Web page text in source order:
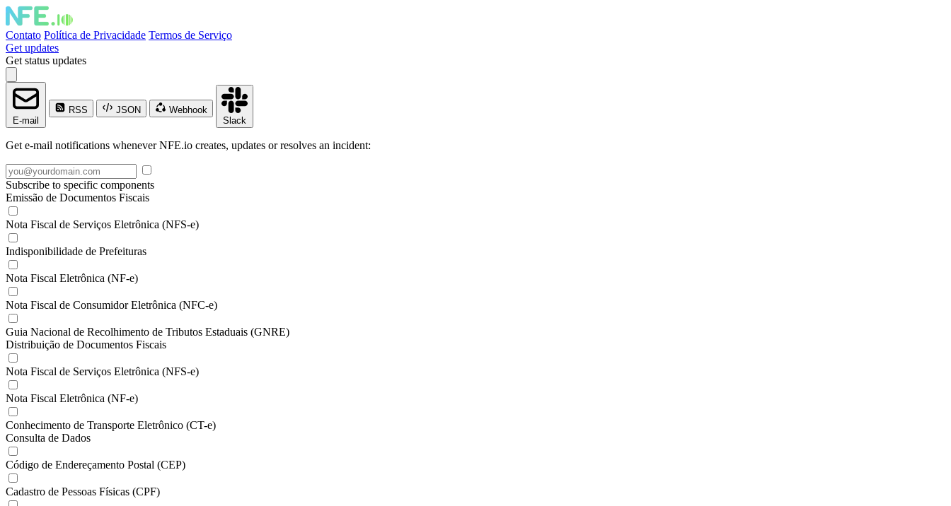
Contato Política de Privacidade Termos de Serviço
Get updates
Get status updates
E-mail
RSS JSON
Webhook
Slack
Get e-mail notifications whenever NFE.io creates, updates or resolves an incident:
Subscribe to specific components
Emissão de Documentos Fiscais
Nota Fiscal de Serviços Eletrônica (NFS-e)
Indisponibilidade de Prefeituras
Nota Fiscal Eletrônica (NF-e)
Nota Fiscal de Consumidor Eletrônica (NFC-e)
Guia Nacional de Recolhimento de Tributos Estaduais (GNRE)
Distribuição de Documentos Fiscais
Nota Fiscal de Serviços Eletrônica (NFS-e)
Nota Fiscal Eletrônica (NF-e)
Conhecimento de Transporte Eletrônico (CT-e)
Consulta de Dados
Código de Endereçamento Postal (CEP)
Cadastro de Pessoas Físicas (CPF)